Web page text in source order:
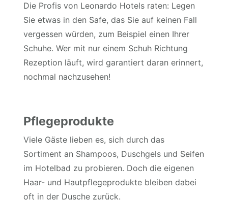
Die Profis von Leonardo Hotels raten: Legen
Sie etwas in den Safe, das Sie auf keinen Fall
vergessen würden, zum Beispiel einen Ihrer
Schuhe. Wer mit nur einem Schuh Richtung
Rezeption läuft, wird garantiert daran erinnert,
nochmal nachzusehen!
Pflegeprodukte
Viele Gäste lieben es, sich durch das
Sortiment an Shampoos, Duschgels und Seifen
im Hotelbad zu probieren. Doch die eigenen
Haar- und Hautpflegeprodukte bleiben dabei
oft in der Dusche zurück.